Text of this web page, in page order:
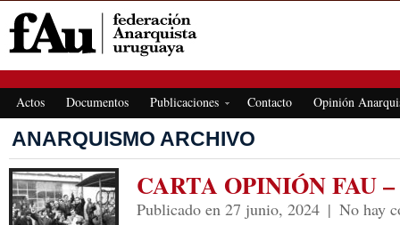
Actos Documentos Publicaciones Contacto Opinión
ANARQUISMO ARCHIVO
CARTA OPINIÓN FAU
Publicado en 27 junio, 2024 | No hay